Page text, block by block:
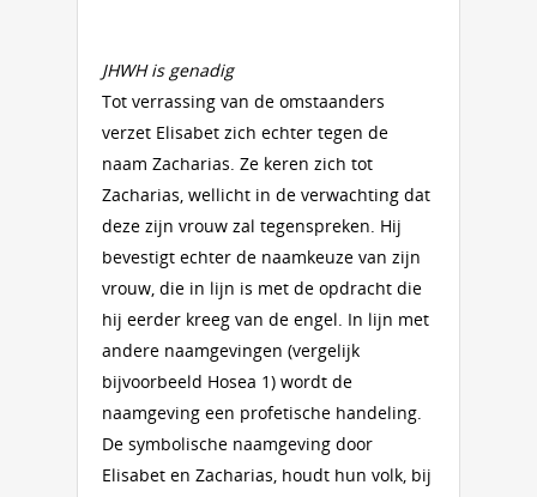
JHWH is genadig
Tot verrassing van de omstaanders
verzet Elisabet zich echter tegen de
naam Zacharias. Ze keren zich tot
Zacharias, wellicht in de verwachting dat
deze zijn vrouw zal tegenspreken. Hij
bevestigt echter de naamkeuze van zijn
vrouw, die in lijn is met de opdracht die
hij eerder kreeg van de engel. In lijn met
andere naamgevingen (vergelijk
bijvoorbeeld Hosea 1) wordt de
naamgeving een profetische handeling.
De symbolische naamgeving door
Elisabet en Zacharias, houdt hun volk, bij